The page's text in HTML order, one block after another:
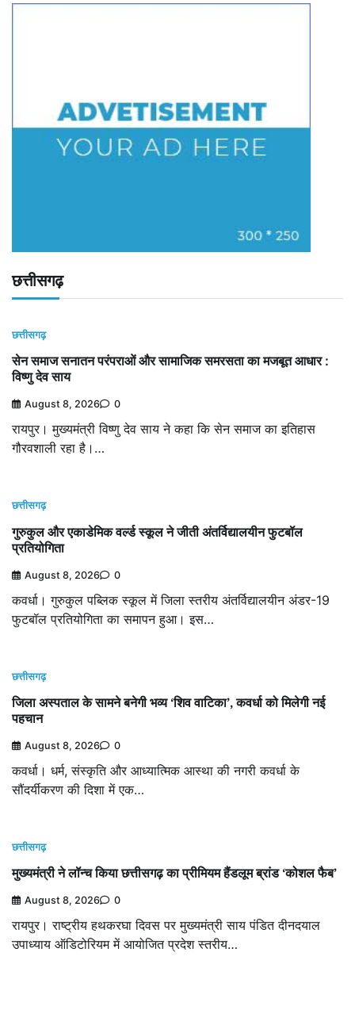
छत्तीसगढ़
छत्तीसगढ़
सेन समाज सनातन परंपराओं और सामाजिक समरसता का मजबूत आधार :
विष्णु देव साय
August 8, 2026 0
रायपुर। मुख्यमंत्री विष्णु देव साय ने कहा कि सेन समाज का इतिहास
गौरवशाली रहा है।…
छत्तीसगढ़
गुरुकुल और एकाडेमिक वर्ल्ड स्कूल ने जीती अंतर्विद्यालयीन फुटबॉल
प्रतियोगिता
August 8, 2026 0
कवर्धा। गुरुकुल पब्लिक स्कूल में जिला स्तरीय अंतर्विद्यालयीन अंडर-19
फुटबॉल प्रतियोगिता का समापन हुआ। इस…
छत्तीसगढ़
जिला अस्पताल के सामने बनेगी भव्य ‘शिव वाटिका’, कवर्धा को मिलेगी नई
पहचान
August 8, 2026 0
कवर्धा। धर्म, संस्कृति और आध्यात्मिक आस्था की नगरी कवर्धा के
सौंदर्यीकरण की दिशा में एक…
छत्तीसगढ़
मुख्यमंत्री ने लॉन्च किया छत्तीसगढ़ का प्रीमियम हैंडलूम ब्रांड ‘कोशल फैब’
August 8, 2026 0
रायपुर। राष्ट्रीय हथकरघा दिवस पर मुख्यमंत्री साय पंडित दीनदयाल
उपाध्याय ऑडिटोरियम में आयोजित प्रदेश स्तरीय…